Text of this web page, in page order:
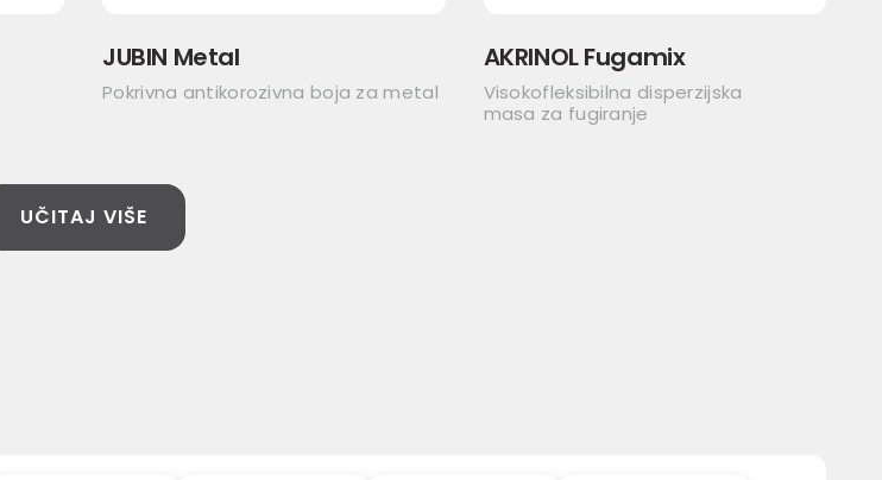
JUBIN Metal
Pokrivna antikorozivna boja za metal
AKRINOL Fugamix
Visokofleksibilna disperzijska
masa za fugiranje
UČITAJ VIŠE